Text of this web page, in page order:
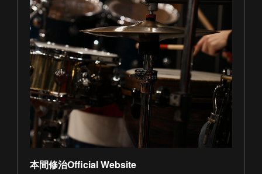
本間修治Official Website